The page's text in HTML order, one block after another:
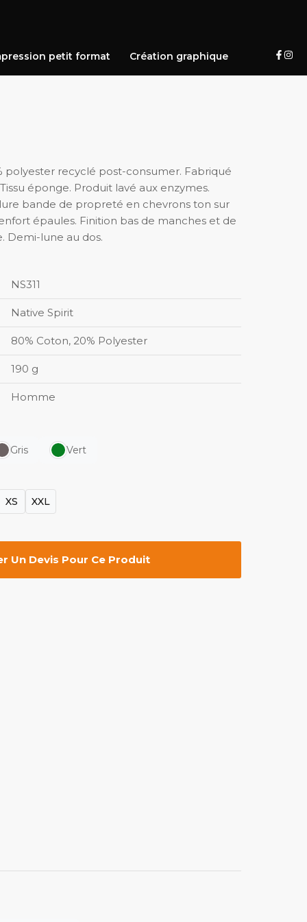
petit format Création graphique
polyester recyclé post-consumer. Fabriqué
éponge. Produit lavé aux enzymes.
bande de propreté en chevrons ton sur
épaules. Finition bas de manches et de
Demi-lune au dos.
NS311
Native Spirit
80% Coton, 20% Polyester
190 g
Homme
Gris Vert
XS XXL
Un Devis Pour Ce Produit